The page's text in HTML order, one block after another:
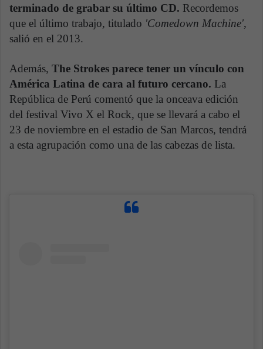
terminado de grabar su último CD. Recordemos
que el último trabajo, titulado 'Comedown Machine',
salió en el 2013.
Además, The Strokes parece tener un vínculo con
América Latina de cara al futuro cercano. La
República de Perú comentó que la onceava edición
del festival Vivo X el Rock, que se llevará a cabo el
23 de noviembre en el estadio de San Marcos, tendrá
a esta agrupación como una de las cabezas de lista.